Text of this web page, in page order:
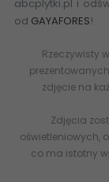
abcplytki.pl i
od GAYAFORES!
Rzeczywisty
zdjęcie na
Zdjęcia
oświetleniowych,
co ma istotny